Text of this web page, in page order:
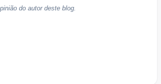
do autor deste blog.